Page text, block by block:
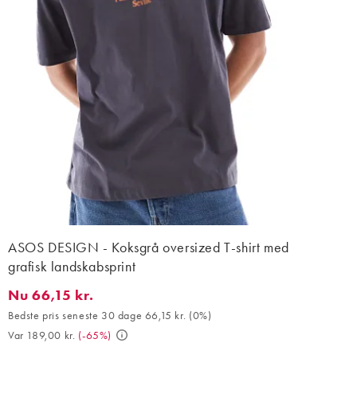
ASOS DESIGN - Koksgrå oversized T-shirt med
grafisk landskabsprint
Nu 66,15 kr.. Bedste pris seneste 30 dage 66,15 kr. (0%). Var
Nu 66,15 kr.
Bedste pris seneste 30 dage 66,15 kr. (0%)
Var 189,00 kr. (-65%)